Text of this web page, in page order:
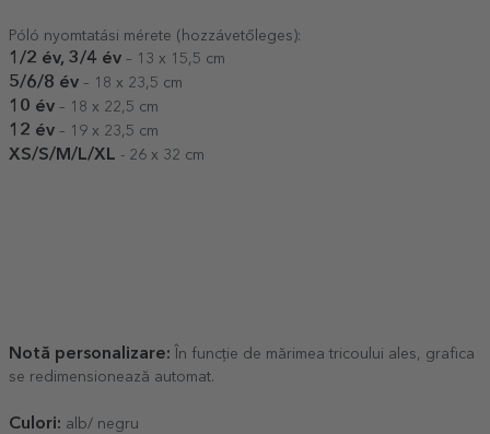
Póló nyomtatási mérete (hozzávetőleges):
1/2 év, 3/4 év – 13 x 15,5 cm
5/6/8 év – 18 x 23,5 cm
10 év – 18 x 22,5 cm
12 év – 19 x 23,5 cm
XS/S/M/L/XL - 26 x 32 cm
Notă personalizare:
În funcție de mărimea tricoului ales, grafica
se redimensionează automat.
Culori: alb/ negru